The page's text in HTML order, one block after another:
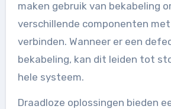
maken gebruik van bekabeling
verschillende componenten
verbinden. Wanneer er een
bekabeling, kan dit leiden tot
hele systeem.
Draadloze oplossingen bieden